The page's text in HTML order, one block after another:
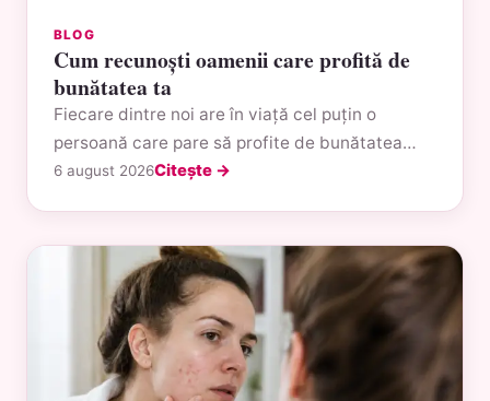
BLOG
Cum recunoști oamenii care profită de
bunătatea ta
Fiecare dintre noi are în viață cel puțin o
persoană care pare să profite de bunătatea…
6 august 2026Citește →